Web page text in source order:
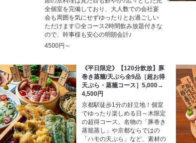
全個室を完備しており、大人数での会社宴
会も周囲を気にせずゆったりとお過ごしい
ただけます◎全コース2時間飲み放題付きな
ので、幹事様も安心の明朗会計♪
4500円～
《平日限定》【120分飲放】豚
巻き蒸籠/天ぷら全9品［超お得
天ぷら・蒸籠コース］5,000→
4,500円
京都駅徒歩1分の好立地！個室
でゆったり楽しめる日～木限定
の超得コース。名物の「豚巻き
蒸籠蒸し」や京都ならではの
「ハモの天ぷら」など、素材の